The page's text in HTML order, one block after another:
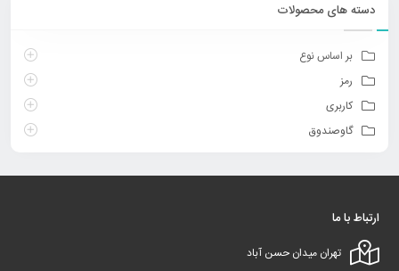
دسته های محصولات
بر اساس نوع
رمز
کاربری
گاوصندوق
ارتباط با ما
تهران میدان حسن آباد